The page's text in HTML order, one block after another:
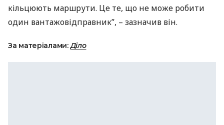
кільцюють маршрути. Це те, що не може робити
один вантажовідправник”, – зазначив він.
За матеріалами:Діло